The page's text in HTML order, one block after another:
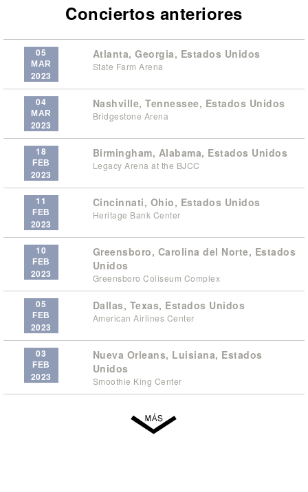
Conciertos anteriores
05
MAR
2023
Atlanta, Georgia, Estados Unidos
State Farm Arena
04
MAR
2023
Nashville, Tennessee, Estados Unidos
Bridgestone Arena
18
FEB
2023
Birmingham, Alabama, Estados Unidos
Legacy Arena at the BJCC
11
FEB
2023
Cincinnati, Ohio, Estados Unidos
Heritage Bank Center
10
FEB
2023
Greensboro, Carolina del Norte, Estados
Unidos
Greensboro Coliseum Complex
05
FEB
2023
Dallas, Texas, Estados Unidos
American Airlines Center
03
FEB
2023
Nueva Orleans, Luisiana, Estados
Unidos
Smoothie King Center